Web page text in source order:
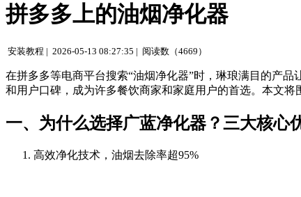
拼多多上的油烟净化器
安装教程 | 2026-05-13 08:27:35 | 阅读数（4669）
在拼多多等电商平台搜索“油烟净化器”时，琳琅满目的产
和用户口碑，成为许多餐饮商家和家庭用户的首选。本文
一、为什么选择广蓝净化器？三大核心
高效净化技术，油烟去除率超95%